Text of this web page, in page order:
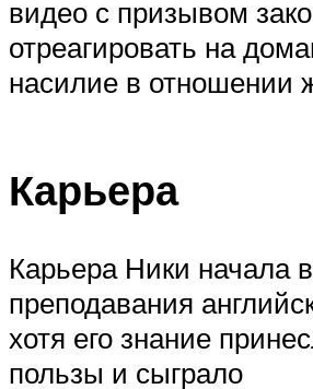
видео с призывом
отреагировать на
насилие в отношении
Карьера
Карьера Ники начала
преподавания
хотя его знание
пользы и сыграло